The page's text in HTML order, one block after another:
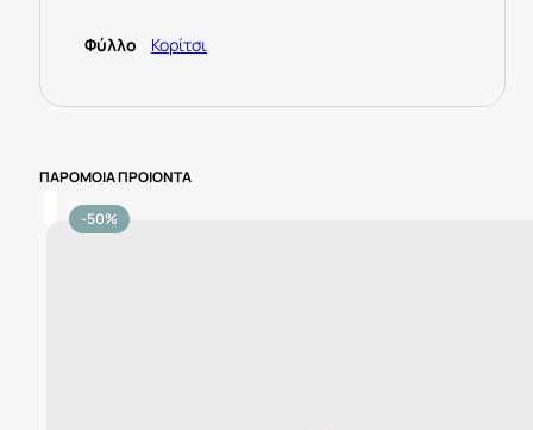
Φύλλο Κορίτσι
ΠΑΡΟΜΟΙΑ ΠΡΟΙΟΝΤΑ
-50%